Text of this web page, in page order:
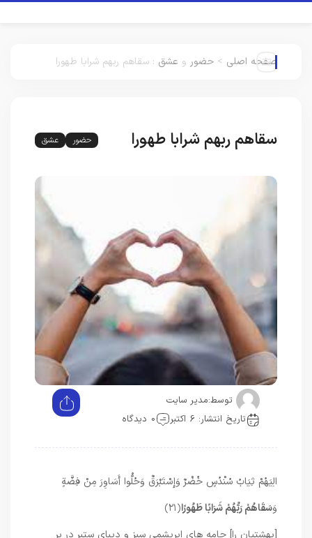
صفحه اصلی > حضور و عشق : سقاهم ربهم شرابا طهورا
سقاهم ربهم شرابا طهورا حضور عشق
توسط:مدیر سایت
تاریخ انتشار: 6 اکتبر
0 دیدگاه
الِيَهُمْ ثِيَابُ سُنْدُسٍ خُضْرٌ وَإِسْتَبْرَقٌ وَحُلُّوا أَسَاوِرَ مِنْ فِضَّةٍ
وَسَقَاهُمْ رَبُّهُمْ شَرَابًا طَهُورًا﴿۲۱﴾
[بهشتيان را] جامه‏ هاى ابريشمى سبز و ديباى ستبر در بر